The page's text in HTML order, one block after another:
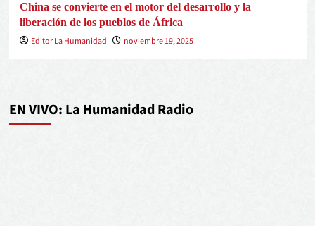
China se convierte en el motor del desarrollo y la
liberación de los pueblos de África
Editor La Humanidad
noviembre 19, 2025
EN VIVO: La Humanidad Radio